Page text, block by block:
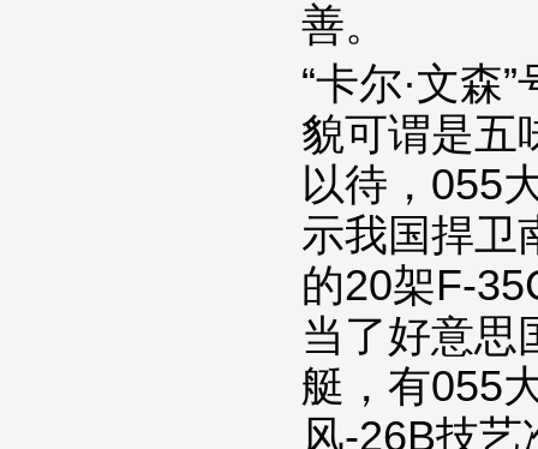
善。
“卡尔·文森
貌可谓是五
以待，055
示我国捍卫
的20架F-
当了好意思
艇，有055
风-26B技